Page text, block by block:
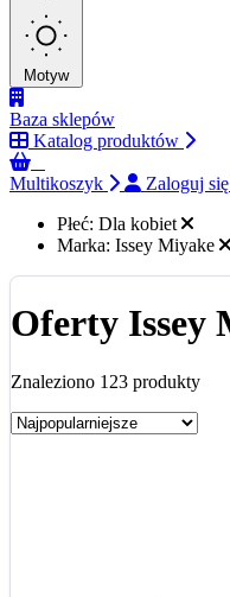
Motyw
Baza sklepów
Katalog produktów
Multikoszyk
Zaloguj się
Płeć: Dla kobiet
Marka: Issey Miyake
Oferty Issey
Znaleziono 123 produkty